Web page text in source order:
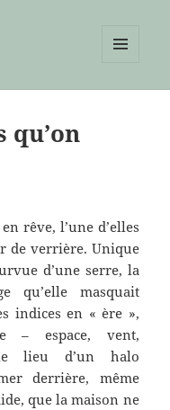
qu’on
rêve, l’une d’elles
de verrière. Unique
d’une serre, la
qu’elle masquait
indices en « ère »,
– espace, vent,
le lieu d’un halo
derrière, même
que la maison ne